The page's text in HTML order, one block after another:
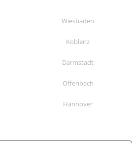
Wiesbaden
Koblenz
Darmstadt
Offenbach
Hannover